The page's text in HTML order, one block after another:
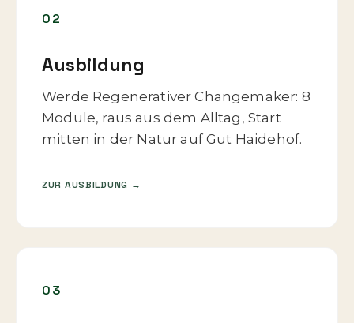
02
Ausbildung
Werde Regenerativer Changemaker: 8
Module, raus aus dem Alltag, Start
mitten in der Natur auf Gut Haidehof.
ZUR AUSBILDUNG →
03